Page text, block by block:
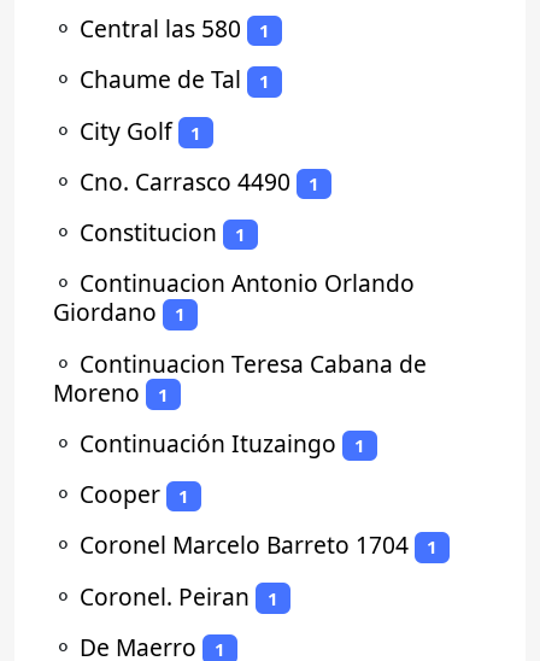
⚬ Central las 580 1
⚬ Chaume de Tal 1
⚬ City Golf 1
⚬ Cno. Carrasco 4490 1
⚬ Constitucion 1
⚬ Continuacion Antonio Orlando
Giordano
1
⚬ Continuacion Teresa Cabana de
Moreno
1
⚬ Continuación Ituzaingo 1
⚬ Cooper 1
⚬ Coronel Marcelo Barreto 1704 1
⚬ Coronel. Peiran 1
⚬ De Maerro 1